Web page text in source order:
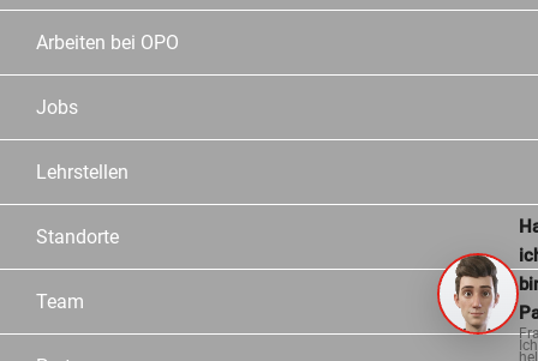
Arbeiten bei OPO
Jobs
Lehrstellen
Standorte
Team
Ich